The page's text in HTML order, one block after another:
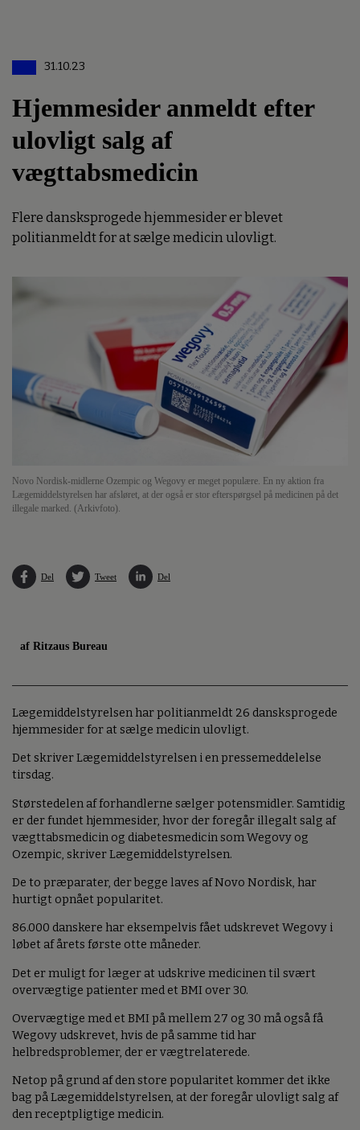
31.10.23
Hjemmesider anmeldt efter
ulovligt salg af
vægttabsmedicin
Flere dansksprogede hjemmesider er blevet
politianmeldt for at sælge medicin ulovligt.
Novo Nordisk-midlerne Ozempic og Wegovy er meget populære. En ny aktion fra
Lægemiddelstyrelsen har afsløret, at der også er stor efterspørgsel på medicinen på det
illegale marked. (Arkivfoto).
Del Tweet Del
af Ritzaus Bureau
Lægemiddelstyrelsen har politianmeldt 26 dansksprogede
hjemmesider for at sælge medicin ulovligt.
Det skriver Lægemiddelstyrelsen i en pressemeddelelse
tirsdag.
Størstedelen af forhandlerne sælger potensmidler. Samtidig
er der fundet hjemmesider, hvor der foregår illegalt salg af
vægttabsmedicin og diabetesmedicin som Wegovy og
Ozempic, skriver Lægemiddelstyrelsen.
De to præparater, der begge laves af Novo Nordisk, har
hurtigt opnået popularitet.
86.000 danskere har eksempelvis fået udskrevet Wegovy i
løbet af årets første otte måneder.
Det er muligt for læger at udskrive medicinen til svært
overvægtige patienter med et BMI over 30.
Overvægtige med et BMI på mellem 27 og 30 må også få
Wegovy udskrevet, hvis de på samme tid har
helbredsproblemer, der er vægtrelaterede.
Netop på grund af den store popularitet kommer det ikke
bag på Lægemiddelstyrelsen, at der foregår ulovligt salg af
den receptpligtige medicin.